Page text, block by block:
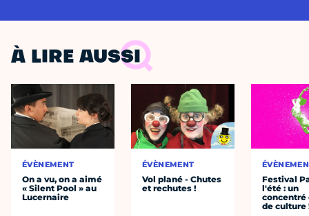
À LIRE AUSSI
ÉVÈNEMENT
On a vu, on a aimé
« Silent Pool » au
Lucernaire
ÉVÈNEMENT
Vol plané - Chutes
et rechutes !
Festival
l'été : un
concentré
de culture